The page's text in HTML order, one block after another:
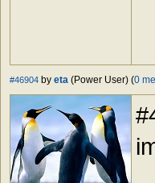
#46904 by eta (Power User) (0